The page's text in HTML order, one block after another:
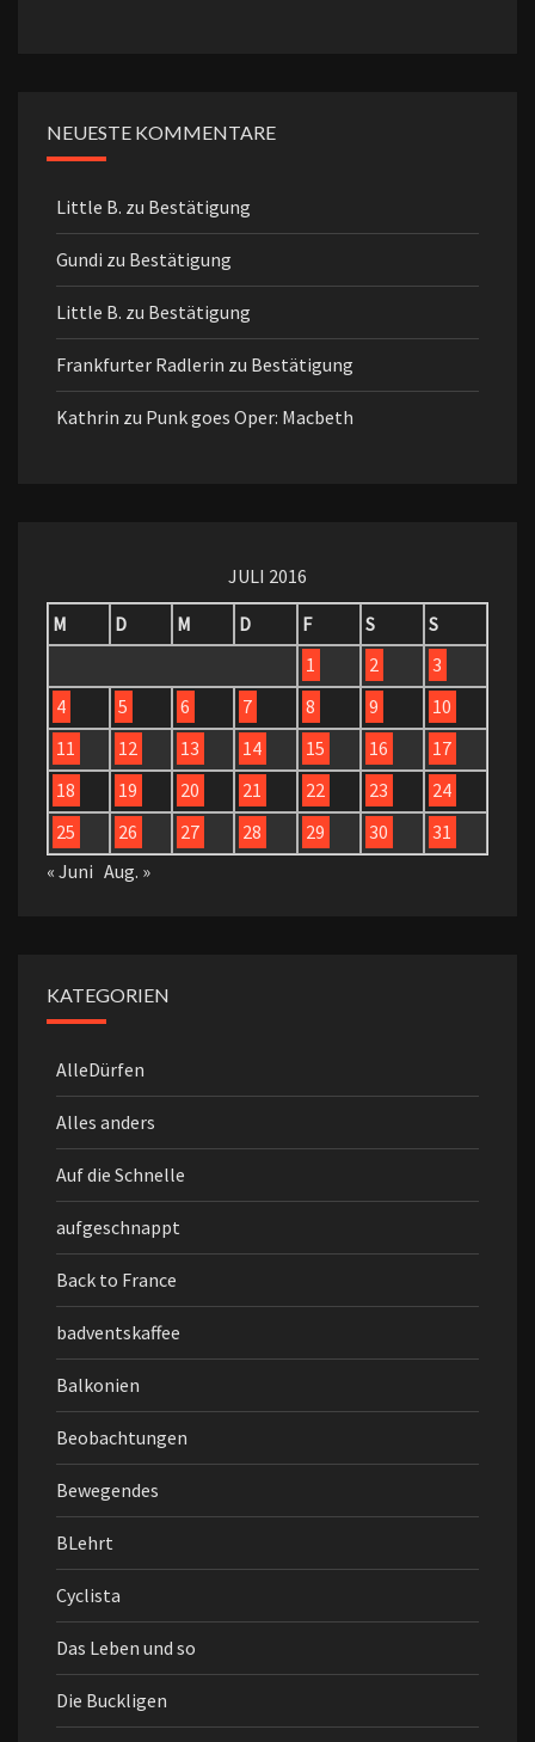
NEUESTE KOMMENTARE
Little B. zu Bestätigung
Gundi zu Bestätigung
Little B. zu Bestätigung
Frankfurter Radlerin zu Bestätigung
Kathrin zu Punk goes Oper: Macbeth
JULI 2016
M
D M D F S
S
1
2
3
4
5 6 7 8 9
10
11
12 13 14 15 16
17
18
19 20 21 22 23
24
25
26 27 28 29 30
31
« Juni Aug. »
KATEGORIEN
AlleDürfen
Alles anders
Auf die Schnelle
aufgeschnappt
Back to France
badventskaffee
Balkonien
Beobachtungen
Bewegendes
BLehrt
Cyclista
Das Leben und so
Die Buckligen